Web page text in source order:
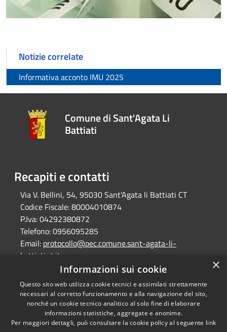
Notizie correlate
Informativa acconto IMU 2025
Comune di Sant'Agata Li
Battiati
Recapiti e contatti
Via V. Bellini, 54, 95030 Sant'Agata li Battiati CT
Codice Fiscale:80004010874
P.Iva:04292380872
Telefono:0956095285
Email: protocollo@pec.comune.sant-agata-li-
battiati.ct.it
protocollo@pec.comune.sant-agata-li-
battiati.ct.it
Accessibilità
Copyright © 2026 • Comune di
Sant'Agata Li Battiati •
×
Informazioni sui cookie
Questo sito web utilizza cookie tecnici e assimilati strettamente
necessari al corretto funzionamento e alla navigazione del sito,
nonché un cookie tecnico analitico al solo fine di elaborare
informazioni statistiche, aggregate e anonime.
Per maggiori dettagli, può consultare la cookie policy al seguente link